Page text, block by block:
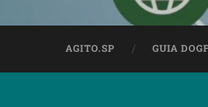
AGITO.SP GUIA